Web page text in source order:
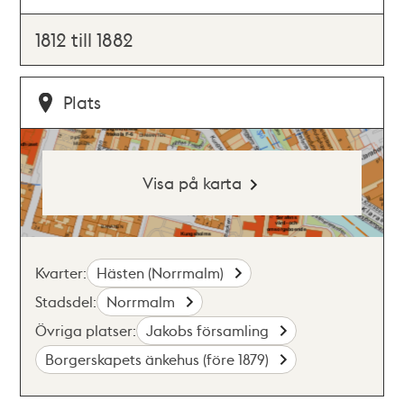
1812 till 1882
Plats
Visa på karta
Kvarter: Hästen (Norrmalm)
Stadsdel: Norrmalm
Övriga platser: Jakobs församling
Borgerskapets änkehus (före 1879)